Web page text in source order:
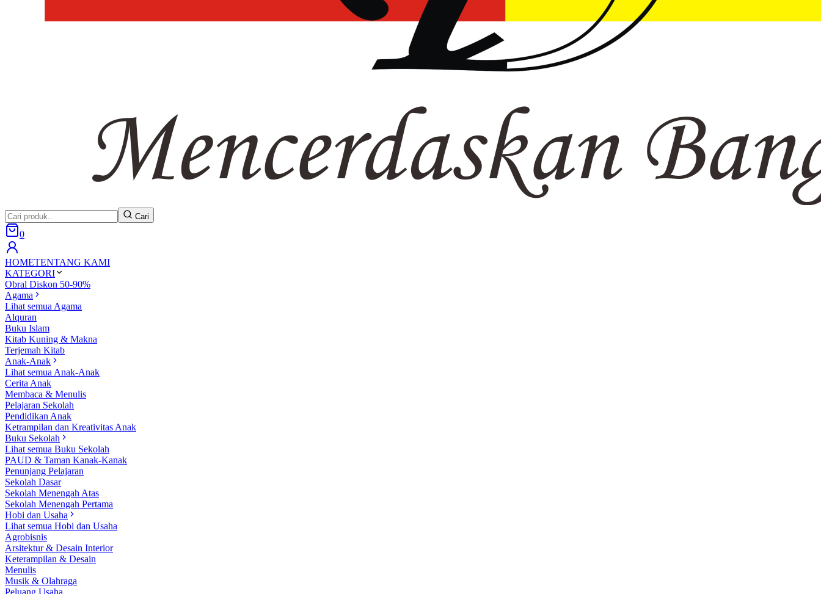
Cari
0
HOMETENTANG KAMI
KATEGORI
Obral Diskon 50-90%
Agama
Lihat semua Agama
Alquran
Buku Islam
Kitab Kuning & Makna
Terjemah Kitab
Anak-Anak
Lihat semua Anak-Anak
Cerita Anak
Membaca & Menulis
Pelajaran Sekolah
Pendidikan Anak
Ketrampilan dan Kreativitas Anak
Buku Sekolah
Lihat semua Buku Sekolah
PAUD & Taman Kanak-Kanak
Penunjang Pelajaran
Sekolah Dasar
Sekolah Menengah Atas
Sekolah Menengah Pertama
Hobi dan Usaha
Lihat semua Hobi dan Usaha
Agrobisnis
Arsitektur & Desain Interior
Keterampilan & Desain
Menulis
Musik & Olahraga
Peluang Usaha